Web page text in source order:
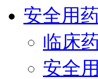
安全用
临床
安全